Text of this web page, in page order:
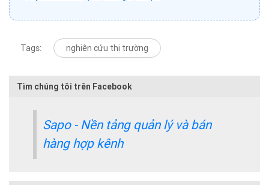
Tags: nghiên cứu thị trường
Tìm chúng tôi trên Facebook
Sapo - Nền tảng quản lý và bán
hàng hợp kênh